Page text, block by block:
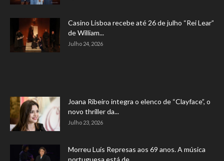
Casino Lisboa recebe até 26 de julho “Rei Lear”
de William...
Julho 24, 2026
Joana Ribeiro integra o elenco de “Clayface”, o
novo thriller da...
Julho 23, 2026
Morreu Luís Represas aos 69 anos. A música